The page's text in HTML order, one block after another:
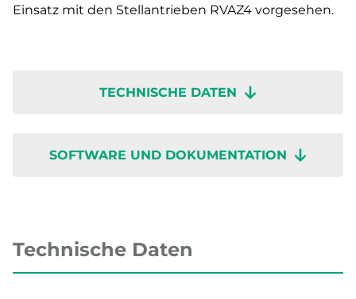
Einsatz mit den Stellantrieben RVAZ4 vorgesehen.
TECHNISCHE DATEN
SOFTWARE UND DOKUMENTATION
Technische Daten